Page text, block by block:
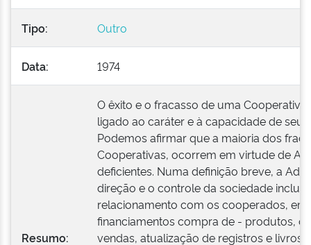
Tipo: Outro
Data: 1974
Resumo:
O êxito e o fracasso de uma Cooperativa
ligado ao caráter e à capacidade de
Podemos afirmar que a maioria dos
Cooperativas, ocorrem em virtude de
deficientes. Numa definição breve, a
direção e o controle da sociedade
relacionamento com os cooperados,
financiamentos compra de - produtos,
vendas, atualização de registros e livros